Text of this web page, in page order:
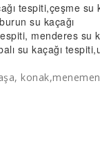
tespiti,çeşme su
su kaçağı
, menderes su
su kaçağı tespiti